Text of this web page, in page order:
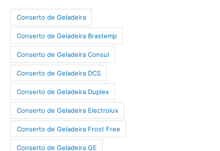
Conserto de Geladeira
Conserto de Geladeira Brastemp
Conserto de Geladeira Consul
Conserto de Geladeira DCS
Conserto de Geladeira Duplex
Conserto de Geladeira Electrolux
Conserto de Geladeira Frost Free
Conserto de Geladeira GE